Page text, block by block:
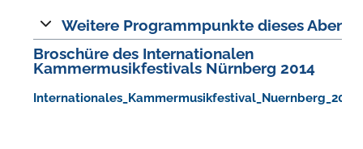
Weitere Programmpunkte dieses Abends
Broschüre des Internationalen
Kammermusikfestivals Nürnberg 2014